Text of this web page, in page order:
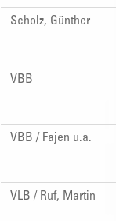
Scholz, Günther
VBB
VBB / Fajen u.a.
VLB / Ruf, Martin